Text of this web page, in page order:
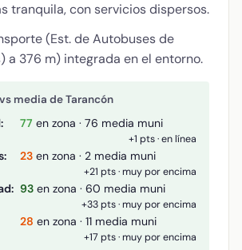
tranquila, con servicios dispersos.
(Est. de Autobuses de
a 376 m) integrada en el entorno.
media de Tarancón
77 en zona · 76 media muni
+1 pts · en línea
23 en zona · 2 media muni
+21 pts · muy por encima
93 en zona · 60 media muni
+33 pts · muy por encima
28 en zona · 11 media muni
+17 pts · muy por encima